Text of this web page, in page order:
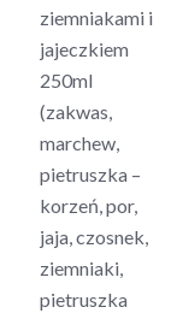
ziemniakami i
jajeczkiem
250ml
(zakwas,
marchew,
pietruszka –
korzeń, por,
jaja, czosnek,
ziemniaki,
pietruszka